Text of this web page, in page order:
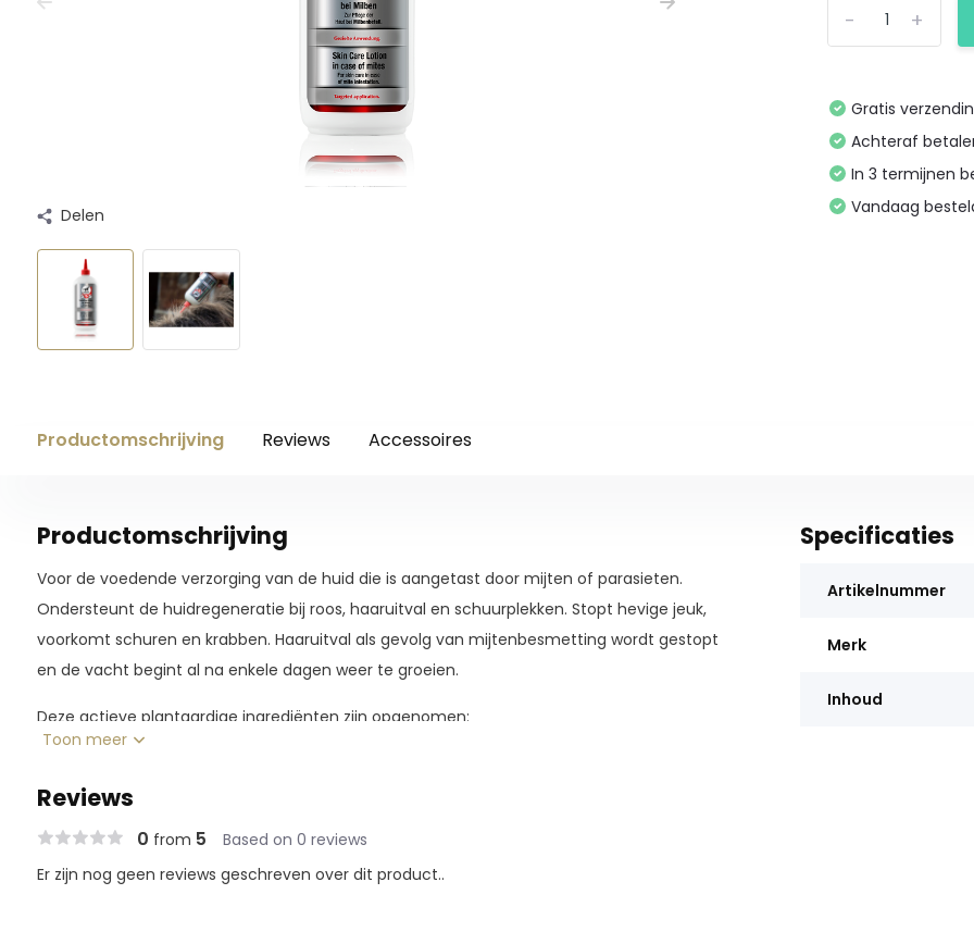
Delen
+
-
Gratis
Achteraf
In 3 termijnen
Vandaag
Productomschrijving Reviews Accessoires
Productomschrijving
Voor de voedende verzorging van de huid die is aangetast door mijten of parasieten.
Ondersteunt de huidregeneratie bij roos, haaruitval en schuurplekken. Stopt hevige jeuk,
voorkomt schuren en krabben. Haaruitval als gevolg van mijtenbesmetting wordt gestopt
en de vacht begint al na enkele dagen weer te groeien.
Deze actieve plantaardige ingrediënten zijn opgenomen:
Toon meer
Specificaties
Artikelnummer
Merk
Inhoud
Reviews
0 from 5
Based on 0 reviews
Er zijn nog geen reviews geschreven over dit product..